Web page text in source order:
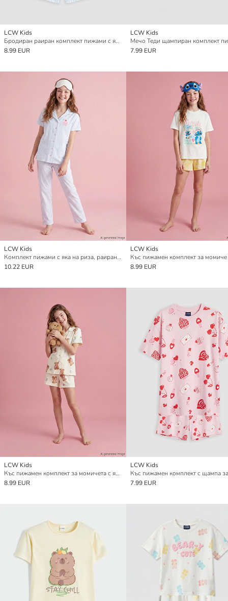
LCW Kids
Бродиран раиран комплект пижами с яка за момичета
8.99 EUR
LCW Kids
7.99 EUR
LCW Kids
Комплект пижами с яка на риза, раиран, за момичета
10.22 EUR
LCW Kids
8.99 EUR
LCW Kids
Къс пижамен комплект за момичета с яка на риза и щампа
8.99 EUR
LCW Kids
7.99 EUR